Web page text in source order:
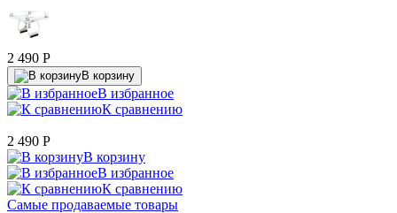
2 490 P
В корзину
В избранное
К сравнению
2 490 P
В корзину
В избранное
К сравнению
Самые продаваемые товары